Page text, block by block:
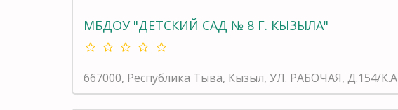
МБДОУ "ДЕТСКИЙ САД № 8 Г. КЫЗЫЛА"
667000, Республика Тыва, Кызыл, УЛ. РАБОЧАЯ, Д.154/К.А